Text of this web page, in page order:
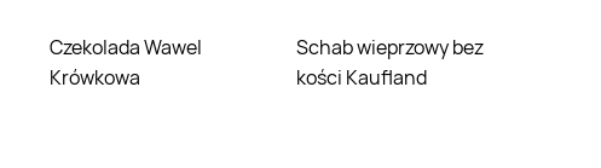
Czekolada Wawel
Krówkowa
Schab wieprzowy bez
kości Kaufland